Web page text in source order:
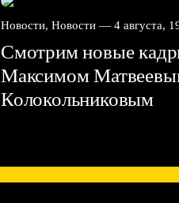
Новости, Новости — 4 августа,
Смотрим новые
Максимом
Колокольниковым